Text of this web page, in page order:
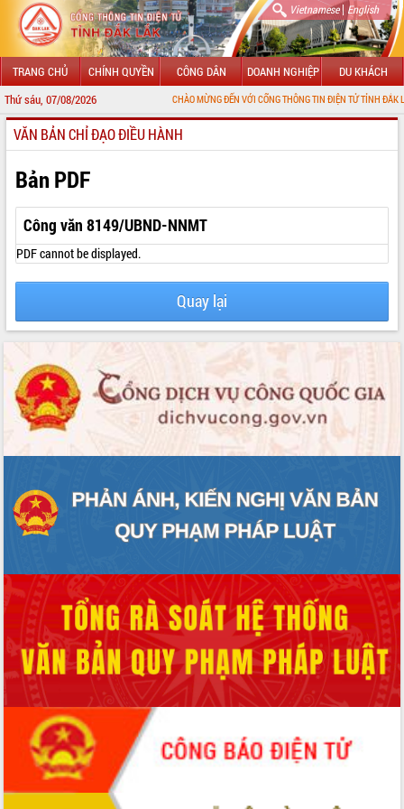
Vietnamese| English
TRANG CHỦ CHÍNH QUYỀN CÔNG DÂN DOANH NGHIỆP DU KHÁCH
Thứ sáu, 07/08/2026 CHÀO MỪNG ĐẾN VỚI CỔNG THÔNG TIN ĐIỆN TỬ TỈNH ĐẮK LẮK
GIỚI THIỆU
LÃNH ĐẠO UBND TỈNH
TIN TỨC SỰ KIỆN
SỞ, BAN, NGÀNH
UBND CÁC XÃ, PHƯỜNG
THÔNG TIN CHỈ ĐẠO ĐIỀU HÀNH
VĂN BẢN HĐND TỈNH
ĐIỂM TIN VĂN BẢN
VĂN BẢN CHỈ ĐẠO ĐIỀU HÀNH
Bản PDF
Công văn 8149/UBND-NNMT
PDF cannot be displayed.
Quay lại